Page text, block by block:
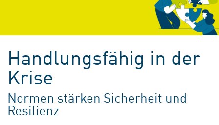
Handlungsfähig in der
Krise
Normen stärken Sicherheit und
Resilienz